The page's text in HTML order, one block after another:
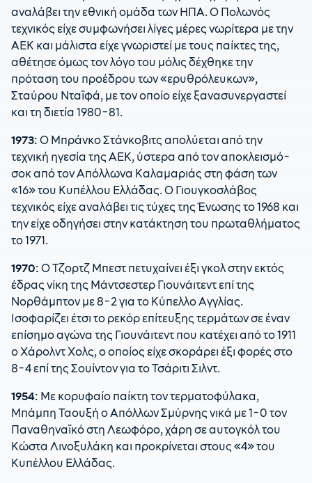
αναλάβει την εθνική ομάδα των ΗΠΑ. Ο Πολωνός
τεχνικός είχε συμφωνήσει λίγες μέρες νωρίτερα με την
ΑΕΚ και μάλιστα είχε γνωριστεί με τους παίκτες της,
αθέτησε όμως τον λόγο του μόλις δέχθηκε την
πρόταση του προέδρου των «ερυθρόλευκων»,
Σταύρου Νταϊφά, με τον οποίο είχε ξανασυνεργαστεί
και τη διετία 1980-81.
1973: Ο Μπράνκο Στάνκοβιτς απολύεται από την
τεχνική ηγεσία της ΑΕΚ, ύστερα από τον αποκλεισμό-
σοκ από τον Απόλλωνα Καλαμαριάς στη φάση των
«16» του Κυπέλλου Ελλάδας. Ο Γιουγκοσλάβος
τεχνικός είχε αναλάβει τις τύχες της Ένωσης το 1968 και
την είχε οδηγήσει στην κατάκτηση του πρωταθλήματος
το 1971.
1970: Ο Τζορτζ Μπεστ πετυχαίνει έξι γκολ στην εκτός
έδρας νίκη της Μάντσεστερ Γιουνάιτεντ επί της
Νορθάμπτον με 8-2 για το Κύπελλο Αγγλίας.
Ισοφαρίζει έτσι το ρεκόρ επίτευξης τερμάτων σε έναν
επίσημο αγώνα της Γιουνάιτεντ που κατέχει από το 1911
ο Χάρολντ Χολς, ο οποίος είχε σκοράρει έξι φορές στο
8-4 επί της Σουίντον για το Τσάριτι Σιλντ.
1954: Με κορυφαίο παίκτη τον τερματοφύλακα,
Μπάμπη Ταουξή ο Απόλλων Σμύρνης νικά με 1-0 τον
Παναθηναϊκό στη Λεωφόρο, χάρη σε αυτογκόλ του
Κώστα Λινοξυλάκη και προκρίνεται στους «4» του
Κυπέλλου Ελλάδας.